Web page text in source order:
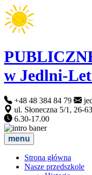
w Jedlni-
+48 48 384 84 79
ul. Słoneczna 5/1, 26-
6.30-17.00
menu
Strona główna
Nasze przedszkole